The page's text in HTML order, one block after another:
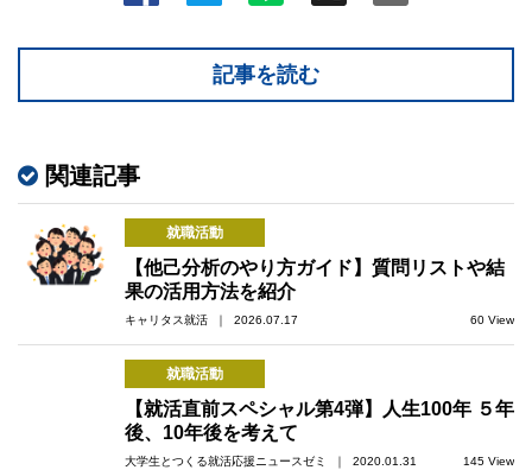
記事を読む
関連記事
就職活動
【他己分析のやり方ガイド】質問リストや結
果の活用方法を紹介
キャリタス就活 ｜ 2026.07.17 60 View
就職活動
【就活直前スペシャル第4弾】人生100年 ５年
後、10年後を考えて
大学生とつくる就活応援ニュースゼミ ｜ 2020.01.31 145 View